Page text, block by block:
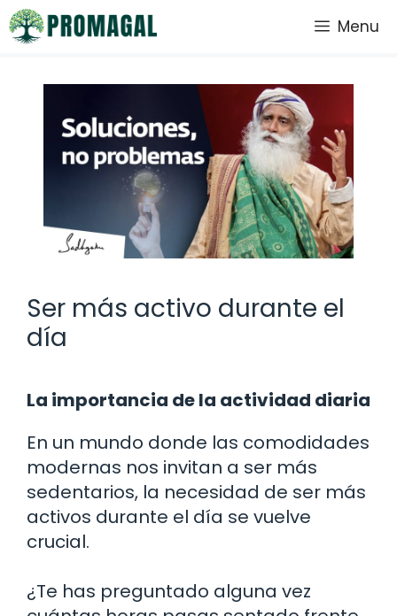
Saltar
al
Menu
Ser más activo durante el
día
La importancia de la actividad diaria
En un mundo donde las comodidades
modernas nos invitan a ser más
sedentarios, la necesidad de ser más
activos durante el día se vuelve
crucial.
¿Te has preguntado alguna vez